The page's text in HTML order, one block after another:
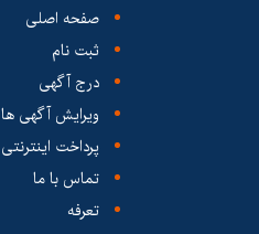
صفحه اصلی
ثبت نام
درج آگهی
ویرایش آگهی ها
پرداخت اینترنتی
تماس با ما
تعرفه